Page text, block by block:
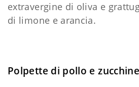
extravergine di oliva e
di limone e arancia.
Polpette di pollo e zucchine